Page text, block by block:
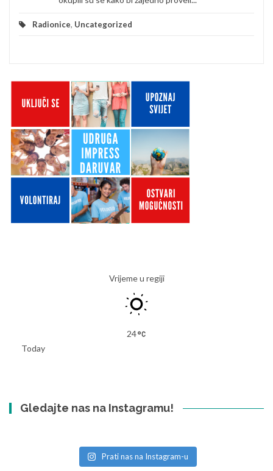
Radionice, Uncategorized
Vrijeme u regiji
24
Today
Gledajte nas na Instagramu!
Prati nas na Instagram-u